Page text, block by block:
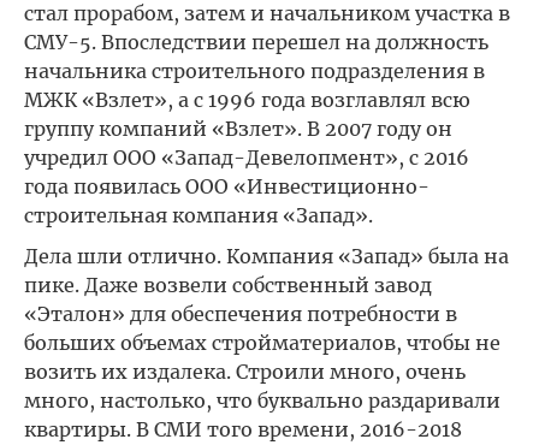
стал прорабом, затем и начальником участка в
СМУ-5. Впоследствии перешел на должность
начальника строительного подразделения в
МЖК «Взлет», а с 1996 года возглавлял всю
группу компаний «Взлет». В 2007 году он
учредил ООО «Запад-Девелопмент», с 2016
года появилась ООО «Инвестиционно-
строительная компания «Запад».
Дела шли отлично. Компания «Запад» была на
пике. Даже возвели собственный завод
«Эталон» для обеспечения потребности в
больших объемах стройматериалов, чтобы не
возить их издалека. Строили много, очень
много, настолько, что буквально раздаривали
квартиры. В СМИ того времени, 2016-2018